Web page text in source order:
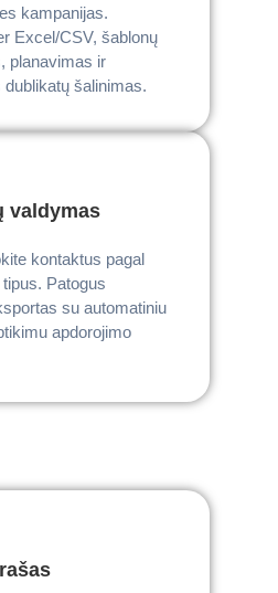
kampanijas.
Excel/CSV, šablonų
planavimas ir
dublikatų šalinimas.
valdymas
kontaktus pagal
Patogus
su automatiniu
apdorojimo